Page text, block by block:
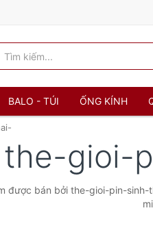
BALO - TÚI ỐNG KÍNH
the-gioi-
được bán bởi the-gioi-pin-